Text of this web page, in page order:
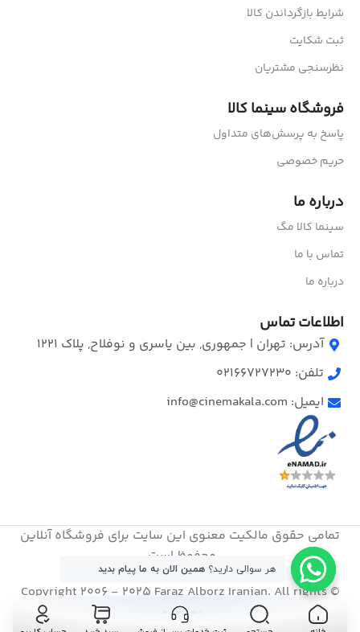
شرایط بازگرداندن کالا
ثبت شکایت
نظرسنجی مشتریان
فروشگاه سینما کالا
پاسخ به پرسش‌های متداول
حریم خصوصی
درباره ما
سینما کالا مگ
تماس با ما
درباره ما
اطلاعات تماس
آدرس: تهران | جمهوری, بین یاسری و نوفلاح, پلاک ۱۲۲۱
تلفن: 02166727230
ایمیل: info@cinemakala.com
تمامی حقوق مالکیت معنوی این ‌سایت برای فروشگاه آنلاین
محفوظ است.
© Copyright 2006 - 2025 Faraz Alborz Iranian. All rights
reserved
هر سوالی دارید؟ همین الان به ما پیام بدید